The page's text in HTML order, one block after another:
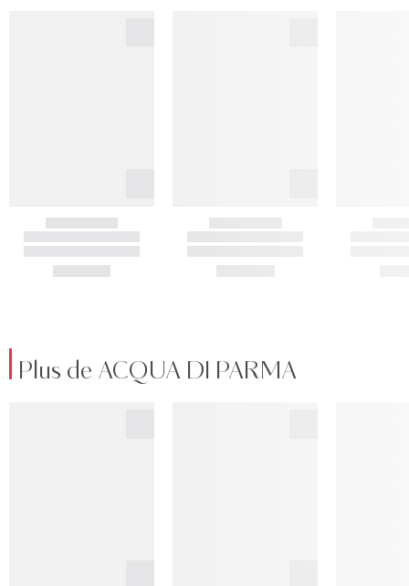
Plus de ACQUA DI PARMA